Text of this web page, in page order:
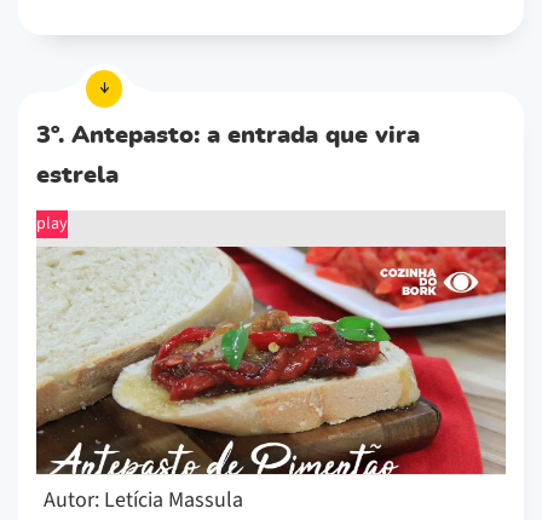
3º. Antepasto: a entrada que vira
estrela
play
Autor: Letícia Massula